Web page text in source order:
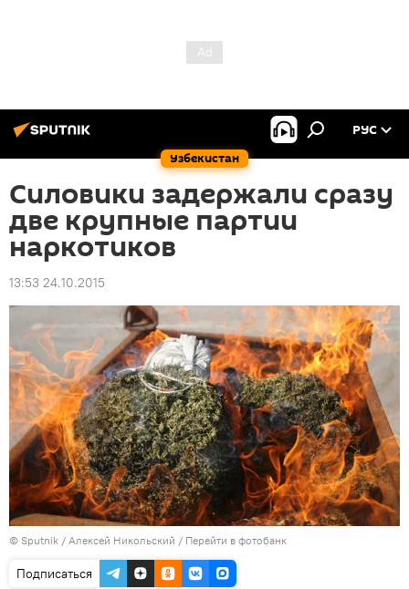
Узбекистан
РУС
Силовики задержали сразу
две крупные партии
наркотиков
13:53 24.10.2015
© Sputnik / Алексей Никольский / Перейти в фотобанк
Подписаться